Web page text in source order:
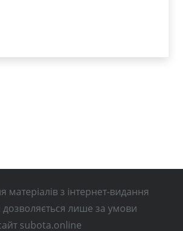
матеріалів з інтернет-видання
лише за умови
subota.online